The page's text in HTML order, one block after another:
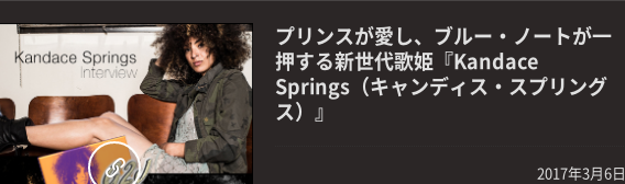
プリンスが愛し、ブルー・ノートが一
押する新世代歌姫『Kandace
Springs（キャンディス・スプリング
ス）』
2017年3月6日